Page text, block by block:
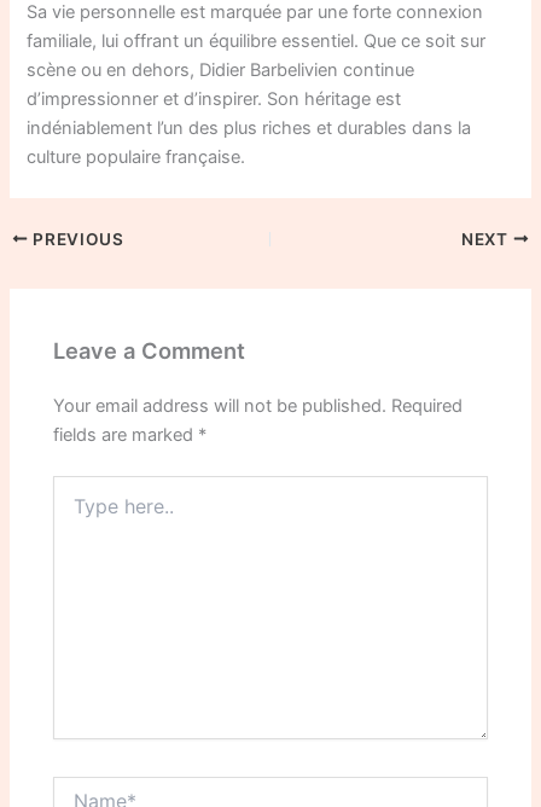
Sa vie personnelle est marquée par une forte connexion
familiale, lui offrant un équilibre essentiel. Que ce soit sur
scène ou en dehors, Didier Barbelivien continue
d’impressionner et d’inspirer. Son héritage est
indéniablement l’un des plus riches et durables dans la
culture populaire française.
PREVIOUS NEXT
Leave a Comment
Your email address will not be published. Required
fields are marked *
here..